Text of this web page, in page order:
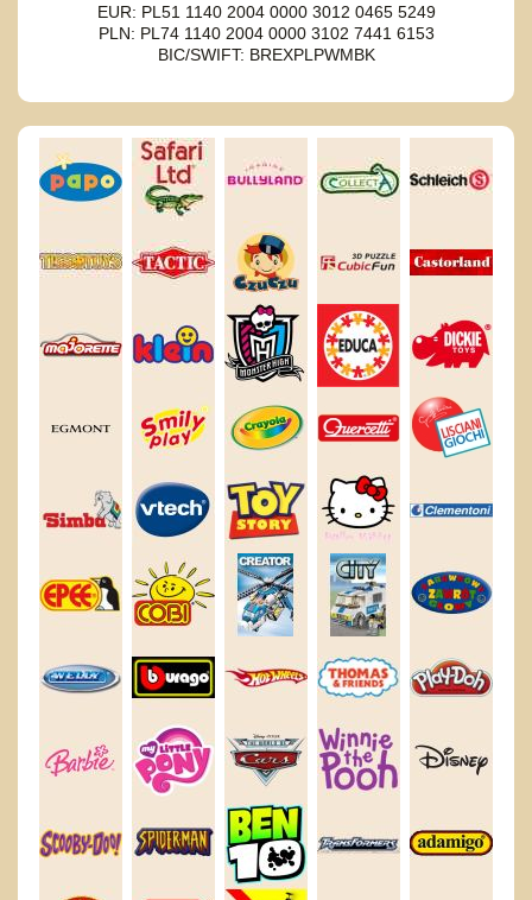
EUR: PL51 1140 2004 0000 3012 0465 5249
PLN: PL74 1140 2004 0000 3102 7441 6153
BIC/SWIFT: BREXPLPWMBK